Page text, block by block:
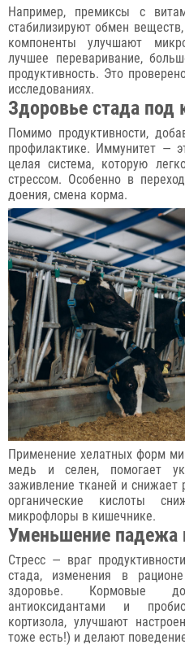
Например, премиксы с
стабилизируют обмен
компоненты улучшают
лучшее переваривание,
продуктивность. Это
исследованиях.
Здоровье стада под
Помимо продуктивности,
профилактике. Иммунитет —
целая система, которую
стрессом. Особенно в
доения, смена корма.
Применение хелатных форм
медь и селен, помогает
заживление тканей и снижает
органические кислоты
микрофлоры в кишечнике.
Уменьшение падежа
Стресс — враг
стада, изменения в
здоровье. Кормовые
антиоксидантами и
кортизола, улучшают
тоже есть!) и делают